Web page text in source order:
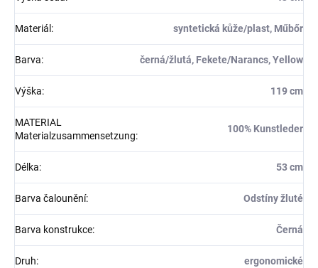
Materiál : syntetická kůže/plast, Műbőr
Barva: černá/žlutá, Fekete/Narancs, Yellow
Výška: 119 cm
MATERIAL
Materialzusammensetzung:
100% Kunstleder
Délka: 53 cm
Barva čalounění: Odstíny žluté
Barva konstrukce: Černá
Druh: ergonomické